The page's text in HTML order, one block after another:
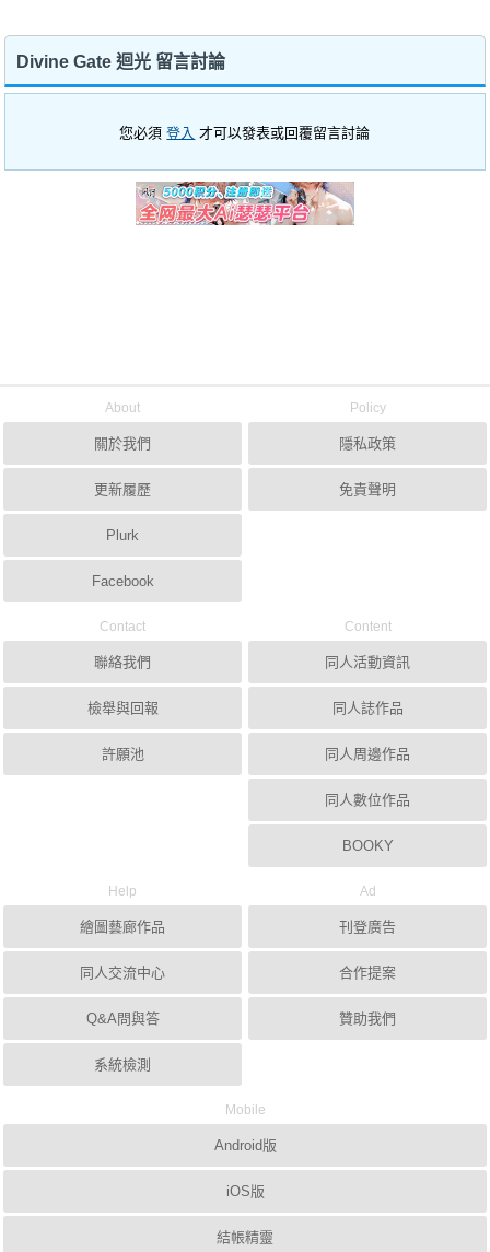
Divine Gate 迴光 留言討論
您必須登入 才可以發表或回覆留言討論
About
關於我們
更新履歷
Plurk
Facebook
Policy
隱私政策
免責聲明
Contact
聯絡我們
檢舉與回報
許願池
Content
同人活動資訊
同人誌作品
同人周邊作品
同人數位作品
BOOKY
Help
繪圖藝廊作品
同人交流中心
Q&A問與答
系統檢測
Ad
刊登廣告
合作提案
贊助我們
Mobile
Android版
iOS版
結帳精靈